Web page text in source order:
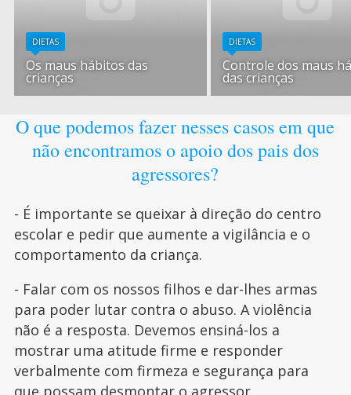
DIETAS
Os maus hábitos das
crianças
DIETAS
Controle dos maus
das crianças
O que podemos fazer nesses casos em que
não encontramos o apoio dos pais dos
agressores?
- É importante se queixar à direção do centro
escolar e pedir que aumente a vigilância e o
comportamento da criança.
- Falar com os nossos filhos e dar-lhes armas
para poder lutar contra o abuso. A violência
não é a resposta. Devemos ensiná-los a
mostrar uma atitude firme e responder
verbalmente com firmeza e segurança para